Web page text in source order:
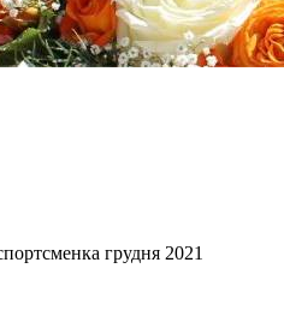
грудня 2021